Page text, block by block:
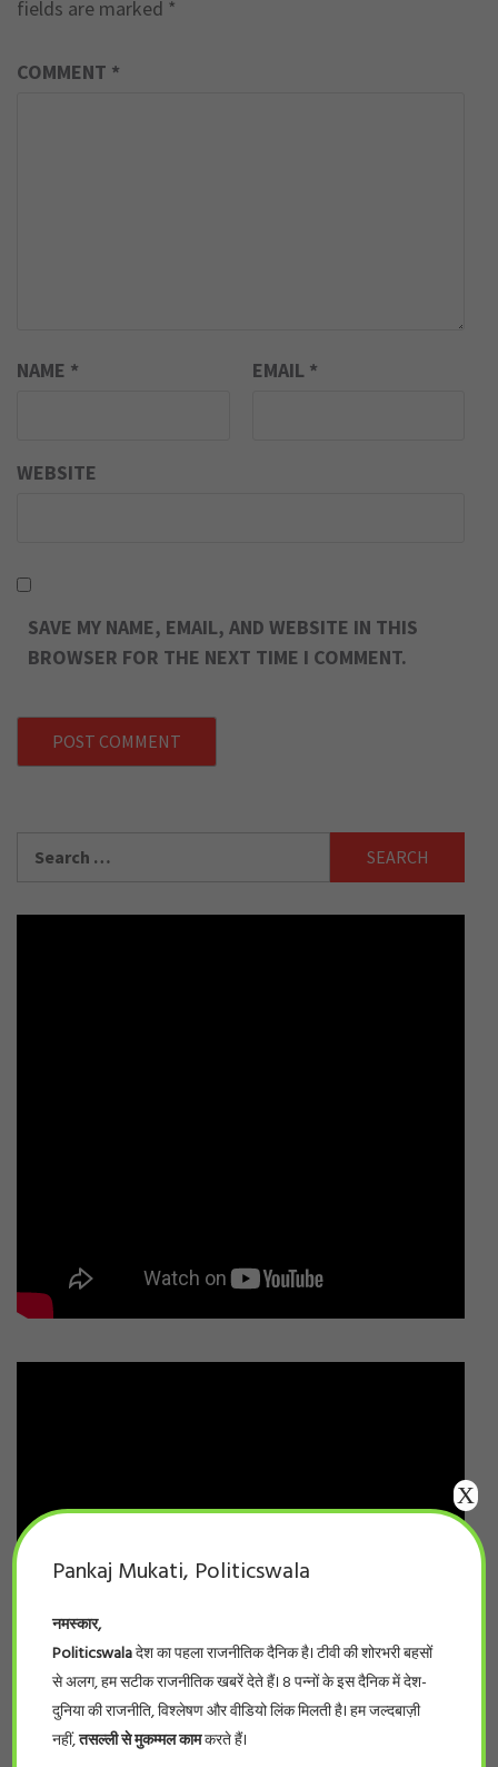
fields are marked *
COMMENT *
NAME * EMAIL *
WEBSITE
SAVE MY NAME, EMAIL, AND WEBSITE IN THIS
BROWSER FOR THE NEXT TIME I COMMENT.
for:
Pankaj Mukati, Politicswala
नमस्कार,
Politicswalaदेश का पहला राजनीतिक दैनिक है। टीवी की शोरभरी बहसों
से अलग, हम सटीक राजनीतिक खबरें देते हैं। 8 पन्नों के इस दैनिक में देश-
दुनिया की राजनीति, विश्लेषण और वीडियो लिंक मिलती है। हम जल्दबाज़ी
नहीं,तसल्ली से मुकम्मल कामकरते हैं।
X